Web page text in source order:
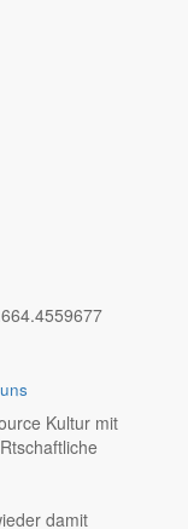
Kultur mit
damit